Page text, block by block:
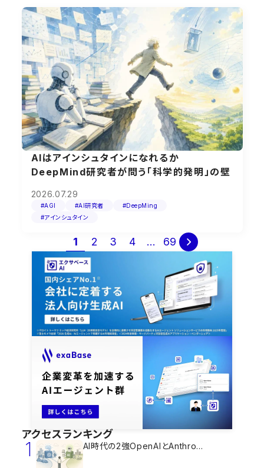
AIはアインシュタインになれるか
DeepMind研究者が問う「科学的発明」の壁
2026.07.29
#AGI #AI研究者
#DeepMing
#アインシュタイン
1 2 3 4 … 69 
アクセスランキング
1 AI時代の2強OpenAIとAnthro...